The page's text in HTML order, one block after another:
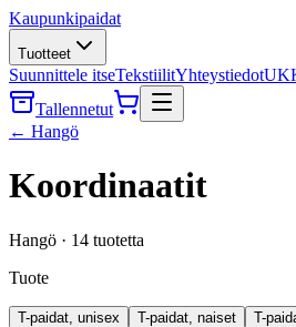
Kaupunkipaidat
Tuotteet
Suunnittele itseTekstiilitYhteystiedot
Tallennetut
← Hangö
Koordinaatit
Hangö · 14 tuotetta
Tuote
T-paidat, unisex T-paidat, naiset T-